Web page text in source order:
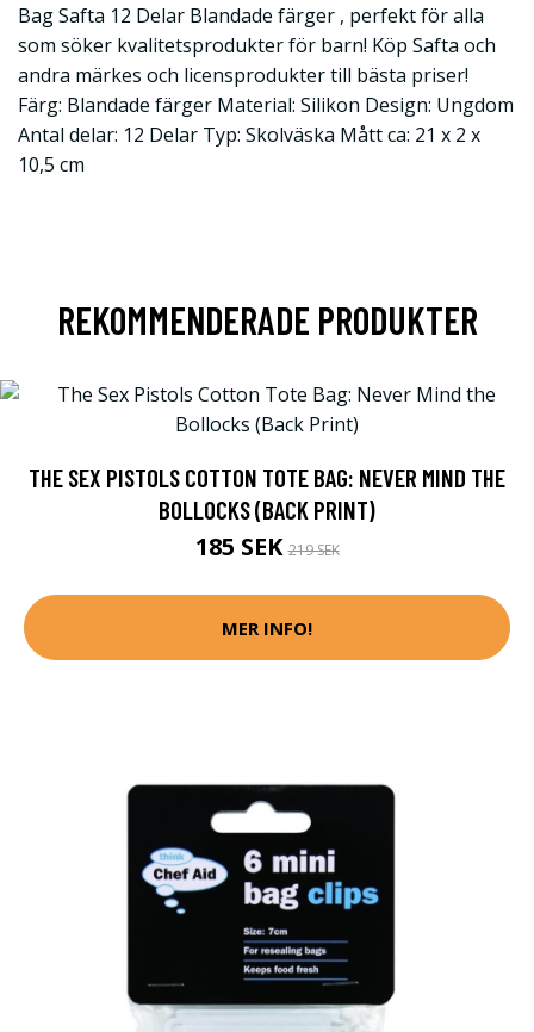
Bag Safta 12 Delar Blandade färger , perfekt för alla
som söker kvalitetsprodukter för barn! Köp Safta och
andra märkes och licensprodukter till bästa priser!
Färg: Blandade färger Material: Silikon Design: Ungdom
Antal delar: 12 Delar Typ: Skolväska Mått ca: 21 x 2 x
10,5 cm
REKOMMENDERADE PRODUKTER
THE SEX PISTOLS COTTON TOTE BAG: NEVER MIND THE
BOLLOCKS (BACK PRINT)
185 SEK219 SEK
MER INFO!